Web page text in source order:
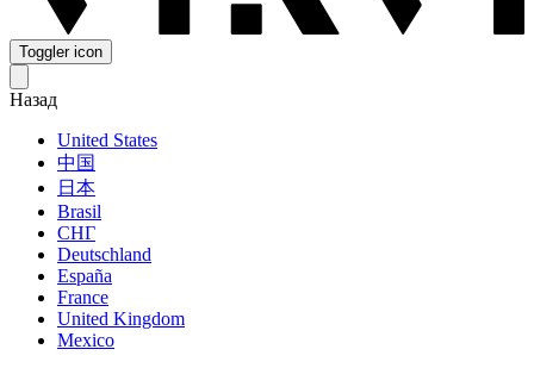
Toggler icon
Назад
United States
中国
日本
Brasil
СНГ
Deutschland
España
France
United Kingdom
Mexico